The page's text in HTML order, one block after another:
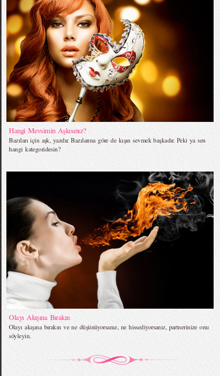
Hangi Mevsimin Aşkısınız?
Bazıları için aşk, yazdır. Bazılarına göre de kışın sevmek başkadır. Peki ya sen
hangi kategoridesin?
Olayı Akışına Bırakın
Olayı akışına bırakın ve ne düşünüyorsanız, ne hissediyorsanız, partnerinize onu
söyleyin.